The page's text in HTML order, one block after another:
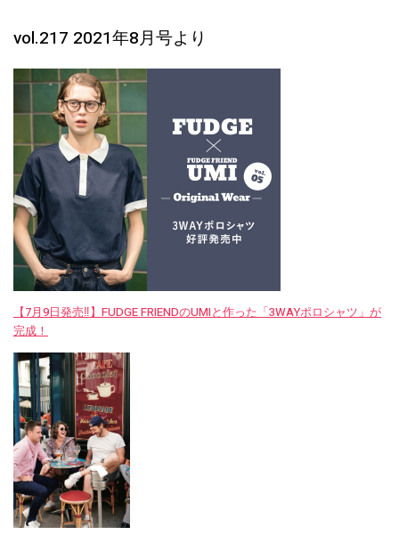
vol.217 2021年8月号より
【7月9日発売‼︎】FUDGE FRIENDのUMIと作った「3WAYポロシャツ」が
完成！